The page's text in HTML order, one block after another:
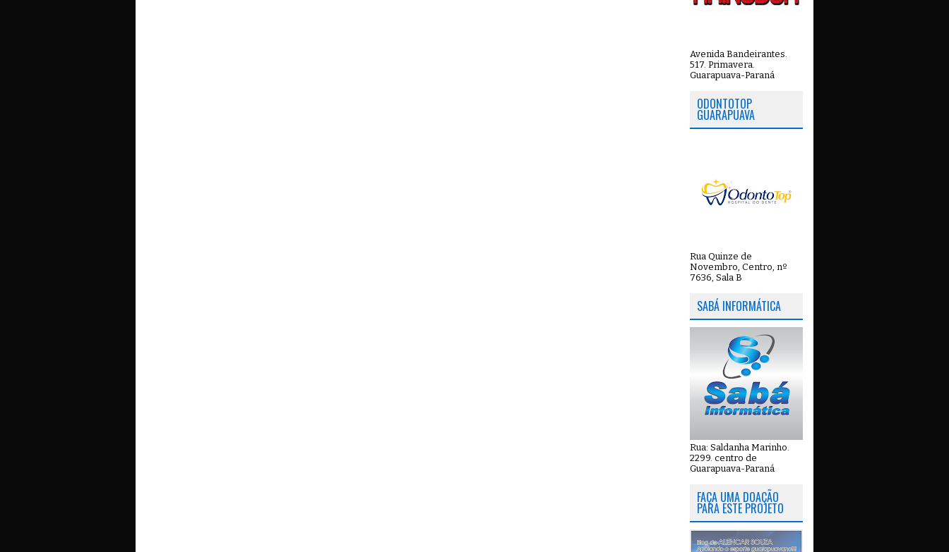
Avenida Bandeirantes.
517. Primavera.
Guarapuava-Paraná
ODONTOTOP
GUARAPUAVA
Rua Quinze de
Novembro, Centro, nº
7636, Sala B
SABÁ INFORMÁTICA
Rua: Saldanha Marinho.
2299. centro de
Guarapuava-Paraná
FAÇA UMA DOAÇÃO
PARA ESTE PROJETO